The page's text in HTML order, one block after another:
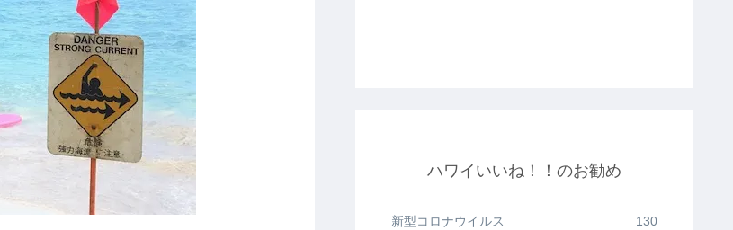
ハワイいいね！！のお勧め
新型コロナウイルス 130